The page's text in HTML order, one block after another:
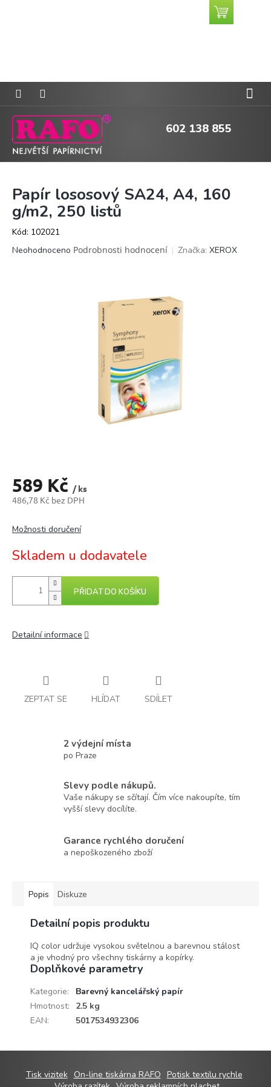
602 138 855
Nákupní
košík
Papír lososový SA24, A4, 160
g/m2, 250 listů
Kód: 102021
Průměrné
Neohodnoceno Podrobnosti hodnocení Značka: XEROX
589 Kč / ks
486,78 Kč bez DPH
cena:
Skladem u dodavatele
Možnosti doručení
PŘIDAT DO KOŠÍKU
Detailní informace
ZEPTAT SE HLÍDAT SDÍLET
2 výdejní místa
po Praze
Slevy podle nákupů.
Vaše nákupy se sčítají. Čím více nakoupíte, tím
vyšší slevy docílíte.
Garance rychlého doručení
a nepoškozeného zboží
Popis Diskuze
Detailní popis produktu
IQ color udržuje vysokou světelnou a barevnou stálost
a je vhodný pro všechny tiskárny a kopírky.
Doplňkové parametry
Kategorie:
Barevný kancelářský papír
Hmotnost:
2.5 kg
EAN: 5017534932306
Tisk vizitek On-line tiskárna RAFO Potisk textilu rychle